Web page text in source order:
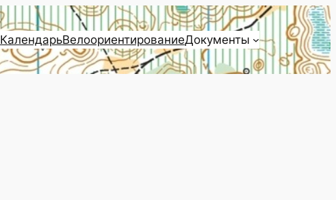
КалендарьВелоориентированиеДокументы